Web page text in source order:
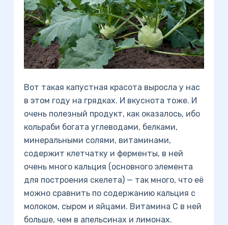
Вот такая капустная красота выросла у нас
в этом году на грядках. И вкуснота тоже. И
очень полезный продукт, как оказалось, ибо
кольраби богата углеводами, белками,
минеральными солями, витаминами,
содержит клетчатку и ферменты, в ней
очень много кальция (основного элемента
для построения скелета) — так много, что её
можно сравнить по содержанию кальция с
молоком, сыром и яйцами. Витамина С в ней
больше, чем в апельсинах и лимонах.